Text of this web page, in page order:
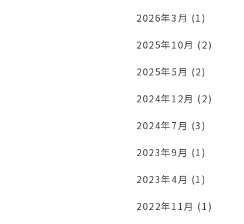
2026年3月 (1)
2025年10月 (2)
2025年5月 (2)
2024年12月 (2)
2024年7月 (3)
2023年9月 (1)
2023年4月 (1)
2022年11月 (1)